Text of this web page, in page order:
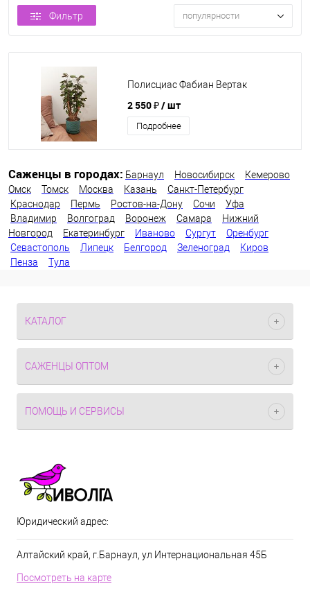
Фильтр популярности
Полисциас Фабиан Вертак
2 550 ₽/ шт
Подробнее
Саженцы в городах: Барнаул Новосибирск
Кемерово
Омск
Томск Москва Казань
Санкт-Петербург
Краснодар
Пермь Ростов-на-Дону Сочи
Уфа
Владимир
Волгоград Воронеж Самара
Нижний
Новгород
Екатеринбург Иваново Сургут
Оренбург
Севастополь
Липецк Белгород Зеленоград
Киров
Пенза
Тула
КАТАЛОГ
САЖЕНЦЫ ОПТОМ
ПОМОЩЬ И СЕРВИСЫ
Юридический адрес:
Алтайский край, г.Барнаул, ул Интернациональная 45Б
Посмотреть на карте